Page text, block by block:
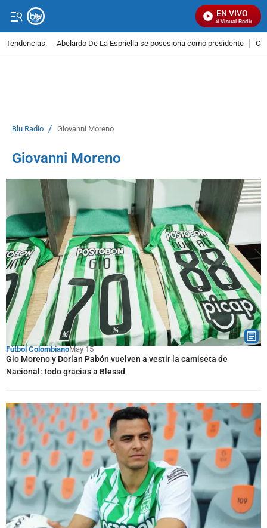
EN VIVO
Señal Visual Radio
Tendencias: Abelardo De La Espriella se posesiona como presidente
Blu Radio / Giovanni Moreno
Giovanni Moreno
Fútbol ColombianoMay 15
Gio Moreno y Dorlan Pabón vuelven a vestir la camiseta de
Nacional: todo gracias a Blessd